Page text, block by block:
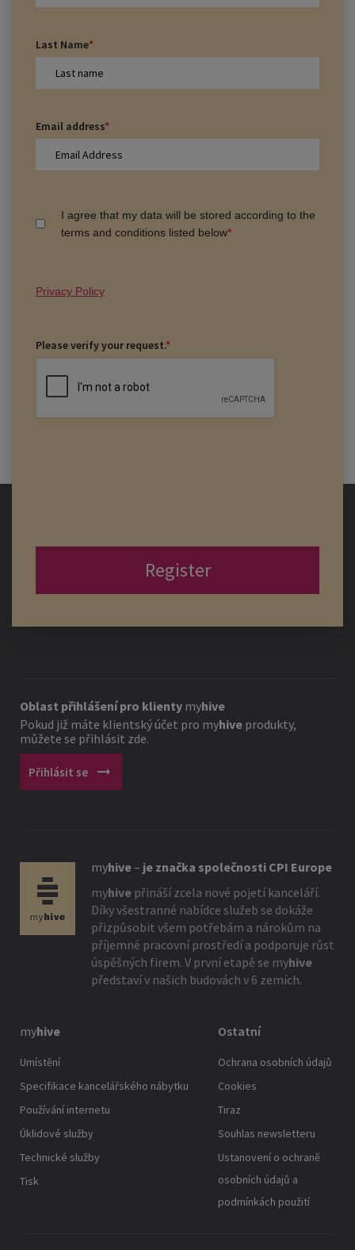
Last Name*
Email address*
I agree that my data will be stored according to the
terms and conditions listed below*
Privacy Policy
Please verify your request.*
Register
Oblast přihlášení pro klienty myhive
Pokud již máte klientský účet pro myhive produkty,
můžete se přihlásit zde.
Přihlásit se arrow_right_alt
myhive– je značka společnosti CPI Europe
myhive přináší zcela nové pojetí kanceláří.
Díky všestranné nabídce služeb se dokáže
přizpůsobit všem potřebám a nárokům na
příjemné pracovní prostředí a podporuje růst
úspěšných firem. V první etapě se myhive
představí v našich budovách v 6 zemích.
myhive
Umístění
Specifikace kancelářského nábytku
Používání internetu
Úklidové služby
Technické služby
Tisk
Ostatní
Ochrana osobních údajů
Cookies
Tiraz
Souhlas newsletteru
Ustanovení o ochraně
osobních údajů a
podmínkách použití